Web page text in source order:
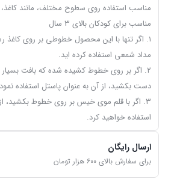
مناسب استفاده روی سطوح مختلف، مانند
مناسب برای کودکان بالای 3 سال
۱. اگر تنها با این محصول خطوطی بر روی کاغذ
مداد شمعی استفاده کرده اید.
۲. اگر بر روی خطوط کشیده شده که بافت بسیار
دست بکشید، از آن به عنوان پاستل استفاده
۳. اگر با قلم موی خیس بر روی خطوط بکشید،
استفاده خواهید کرد.
ارسال رایگان
برای سفارش بالای ۶۰۰ هزار تومان